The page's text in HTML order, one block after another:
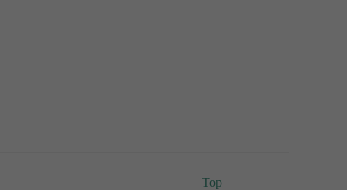
Top